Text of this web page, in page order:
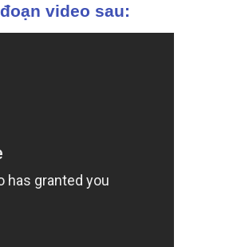
video sau: